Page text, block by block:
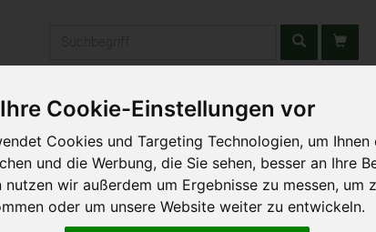
Cookie-Einstellungen vor
Cookies und Targeting Technologien, um
und die Werbung, die Sie sehen, besser an Ihre
nutzen wir außerdem um Ergebnisse zu messen, um
oder um unsere Website weiter zu entwickeln.
& Schulen Liefergebiet Wochenmarkt